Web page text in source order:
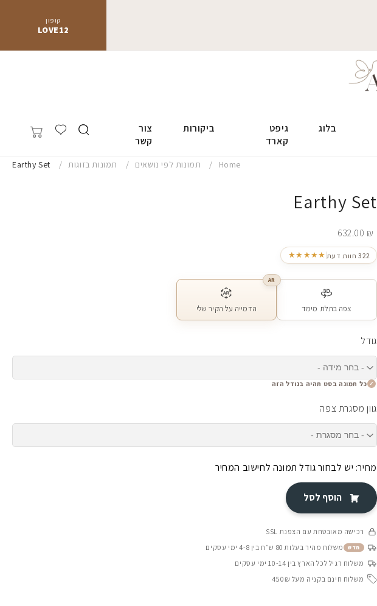
קופון
LOVE12
בלוג
גיפט
קארד
ביקורות
צור
קשר
Home תמונות לפי נושאים תמונות בזוגות Earthy Set
Earthy Set
632.00 ₪
★★★★★ 322 חוות דעת
צפה בתלת מימד
AR
הדמייה על הקיר שלי
גודל
כל תמונה בסט תהיה בגודל הזה
גוון מסגרת צפה
מחיר: יש לבחור גודל תמונה לחישוב המחיר
הוסף לסל
רכישה מאובטחת עם הצפנת SSL
חדש משלוח מהיר בעלות 80 ש״ח בין 4-8 ימי עסקים
משלוח רגיל לכל הארץ בין 10-14 ימי עסקים
משלוח חינם בקניה מעל 450₪